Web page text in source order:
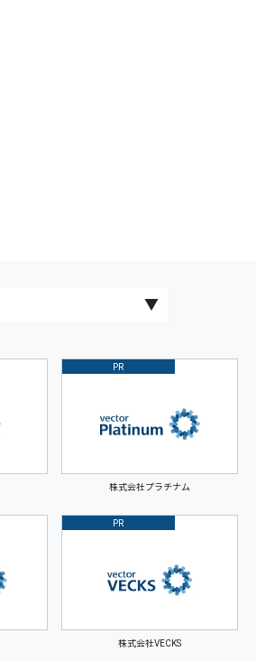
PR
株式会社プラチナム
PR
株式会社VECKS